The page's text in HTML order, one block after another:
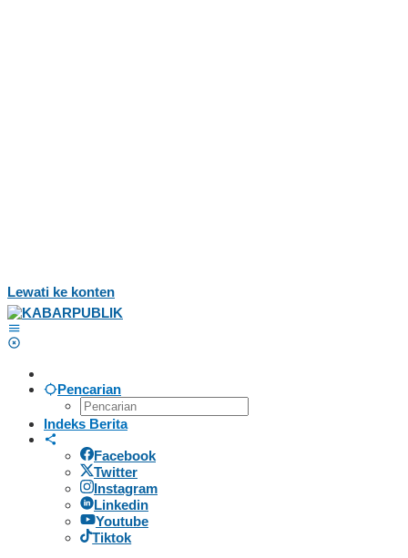
Lewati ke konten
Pencarian
Indeks Berita
Facebook
Twitter
Instagram
Linkedin
Youtube
Tiktok